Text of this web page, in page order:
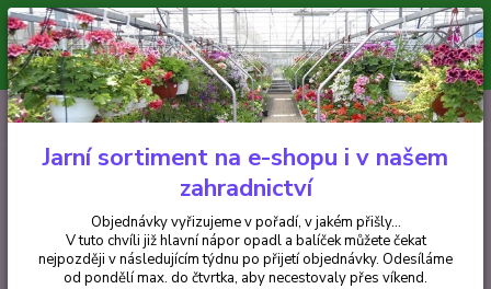
Minimální hodnota pro odeslání z e-shopu je 300 Kč.
V tuto chvíli již hlavní nápor objednávek opadl a balíček můžete čekat
nejpozději v následujícím týdnu po přijetí objednávky. Objednávky
vyřizujeme v pořadí, v jakém přišly...
CZK
Hledat
+420 602 223 614 0ks
za0 Kč
Jarní sortiment na e-shopu i v našem
zahradnictví
Objednávky vyřizujeme v pořadí, v jakém přišly...
V tuto chvíli již hlavní nápor opadl a balíček můžete čekat
nejpozději v následujícím týdnu po přijetí objednávky. Odesíláme
od pondělí max. do čtvrtka, aby necestovaly přes víkend.